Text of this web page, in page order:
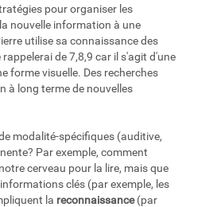
pour organiser les
la nouvelle information à une
utilise sa connaissance des
de 7,8,9 car il s'agit d'une
forme visuelle. Des recherches
à long terme de nouvelles
modalité-spécifiques (auditive,
Par exemple, comment
cerveau pour la lire, mais que
clés (par exemple, les
la reconnaissance(par